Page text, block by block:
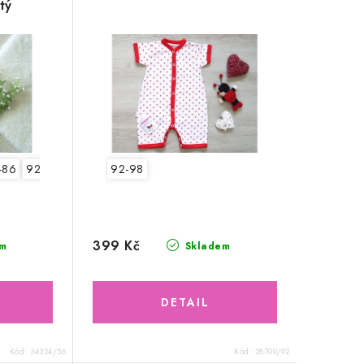
92-98
Kód: 34324/56
92-98
Skladem
399 Kč
Kód: 28709/92